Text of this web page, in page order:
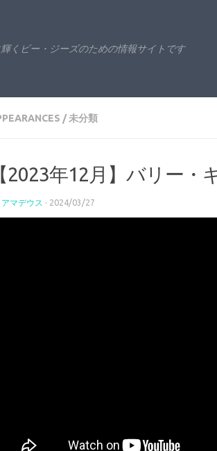
くビー・ジーズのための情報サイトです
/ 未分類
【2023年12月】バリー・
アマデウス · 2024/03/27